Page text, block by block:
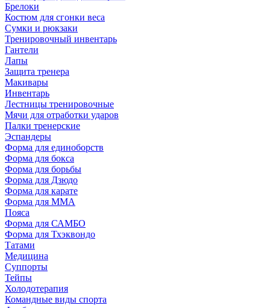
Брелоки
Костюм для сгонки веса
Сумки и рюкзаки
Тренировочный инвентарь
Гантели
Лапы
Защита тренера
Макивары
Инвентарь
Лестницы тренировочные
Мячи для отработки ударов
Палки тренерские
Эспандеры
Форма для единоборств
Форма для бокса
Форма для борьбы
Форма для Дзюдо
Форма для карате
Форма для MMA
Пояса
Форма для САМБО
Форма для Тхэквондо
Татами
Медицина
Суппорты
Тейпы
Холодотерапия
Командные виды спорта